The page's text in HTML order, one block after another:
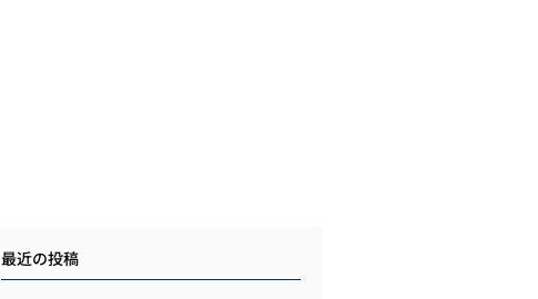
最近の投稿